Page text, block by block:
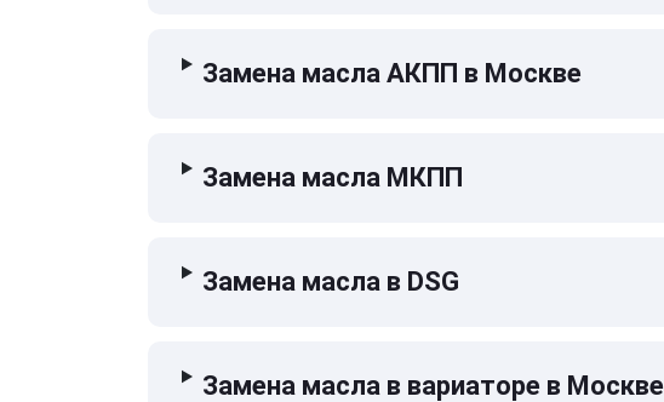
Замена масла АКПП в Москве
Замена масла МКПП
Замена масла в DSG
Замена масла в вариаторе в Москве